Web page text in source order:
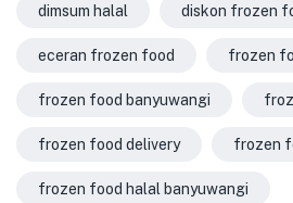
dimsum halal diskon frozen
eceran frozen food frozen
frozen food banyuwangi
frozen food delivery frozen
frozen food halal banyuwangi